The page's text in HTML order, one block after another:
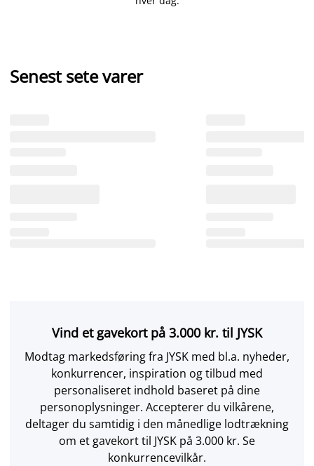
Senest sete varer
Vind et gavekort på 3.000 kr. til JYSK
Modtag markedsføring fra JYSK med bl.a. nyheder,
konkurrencer, inspiration og tilbud med
personaliseret indhold baseret på dine
personoplysninger. Accepterer du vilkårene,
deltager du samtidig i den månedlige lodtrækning
om et gavekort til JYSK på 3.000 kr. Se
konkurrencevilkår.